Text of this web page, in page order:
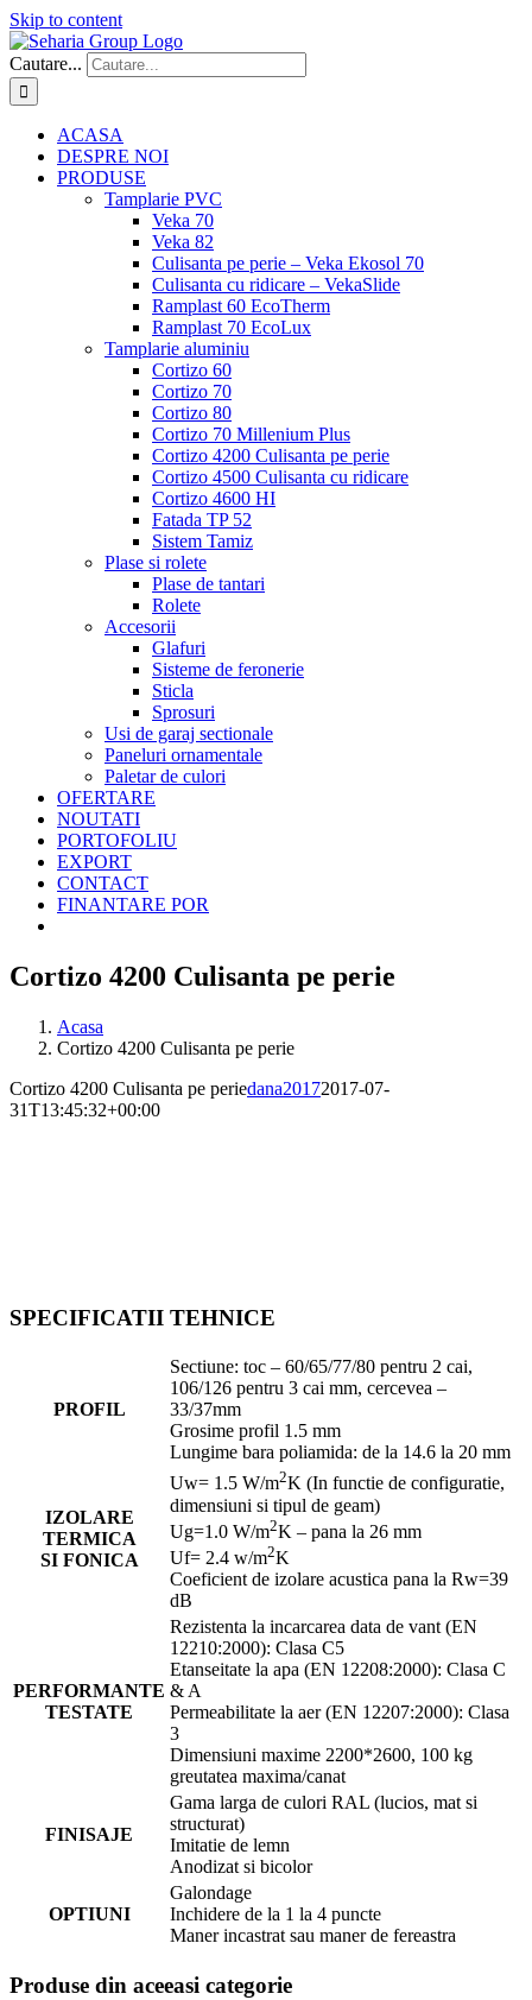
Skip to content
Cautare...
ACASA
DESPRE NOI
PRODUSE
Tamplarie PVC
Veka 70
Veka 82
Culisanta pe perie – Veka Ekosol 70
Culisanta cu ridicare – VekaSlide
Ramplast 60 EcoTherm
Ramplast 70 EcoLux
Tamplarie aluminiu
Cortizo 60
Cortizo 70
Cortizo 80
Cortizo 70 Millenium Plus
Cortizo 4200 Culisanta pe perie
Cortizo 4500 Culisanta cu ridicare
Cortizo 4600 HI
Fatada TP 52
Sistem Tamiz
Plase si rolete
Plase de tantari
Rolete
Accesorii
Glafuri
Sisteme de feronerie
Sticla
Sprosuri
Usi de garaj sectionale
Paneluri ornamentale
Paletar de culori
OFERTARE
NOUTATI
PORTOFOLIU
EXPORT
CONTACT
FINANTARE POR
Cortizo 4200 Culisanta pe perie
Acasa
Cortizo 4200 Culisanta pe perie
Cortizo 4200 Culisanta pe periedana20172017-07-
31T13:45:32+00:00
SPECIFICATII TEHNICE
PROFIL
Sectiune: toc – 60/65/77/80 pentru 2 cai,
106/126 pentru 3 cai mm, cercevea –
33/37mm
Grosime profil 1.5 mm
Lungime bara poliamida: de la 14.6 la 20 mm
IZOLARE
TERMICA
SI FONICA
Uw= 1.5 W/m2K (In functie de configuratie,
dimensiuni si tipul de geam)
Ug=1.0 W/m2K – pana la 26 mm
Uf= 2.4 w/m2K
Coeficient de izolare acustica pana la Rw=39
dB
PERFORMANTE
TESTATE
Rezistenta la incarcarea data de vant (EN
12210:2000): Clasa C5
Etanseitate la apa (EN 12208:2000): Clasa C
& A
Permeabilitate la aer (EN 12207:2000): Clasa
3
Dimensiuni maxime 2200*2600, 100 kg
greutatea maxima/canat
FINISAJE
Gama larga de culori RAL (lucios, mat si
structurat)
Imitatie de lemn
Anodizat si bicolor
OPTIUNI
Galondage
Inchidere de la 1 la 4 puncte
Maner incastrat sau maner de fereastra
Produse din aceeasi categorie